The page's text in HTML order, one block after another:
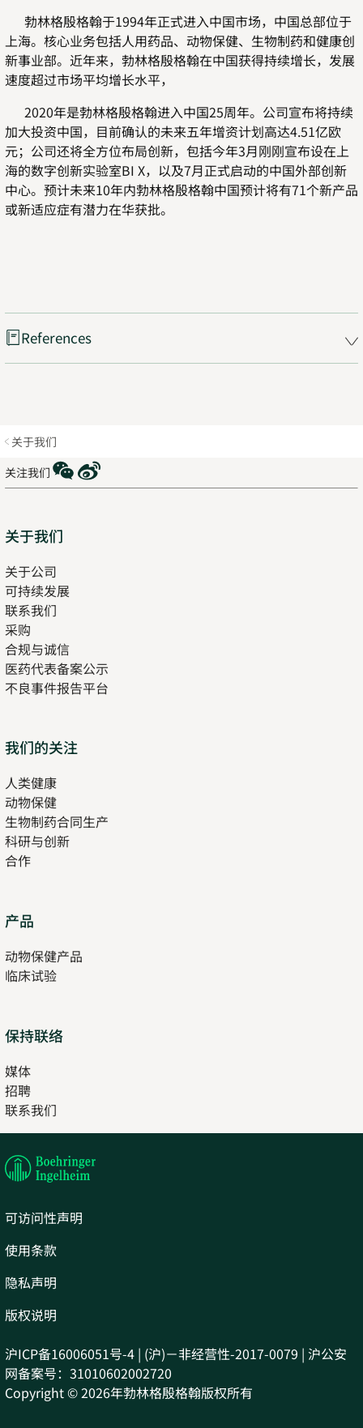
勃林格殷格翰于1994年正式进入中国市场，中国总部位于
上海。核心业务包括人用药品、动物保健、生物制药和健康创
新事业部。近年来，勃林格殷格翰在中国获得持续增长，发展
速度超过市场平均增长水平，
2020年是勃林格殷格翰进入中国25周年。公司宣布将持续
加大投资中国，目前确认的未来五年增资计划高达4.51亿欧
元；公司还将全方位布局创新，包括今年3月刚刚宣布设在上
海的数字创新实验室BI X，以及7月正式启动的中国外部创新
中心。预计未来10年内勃林格殷格翰中国预计将有71个新产品
或新适应症有潜力在华获批。
References
关于我们
关注我们
WeChat
Weibo
Sitemap
关于我们
关于公司
可持续发展
联系我们
采购
合规与诚信
医药代表备案公示
不良事件报告平台
我们的关注
人类健康
new
tab
动物保健
生物制药合同生产
科研与创新
合作
产品
new
tab
动物保健产品
临床试验
保持联络
媒体
招聘
in
new
联系我们
in
tab
可访问性声明
使用条款
隐私声明
版权说明
沪ICP备16006051号-4 | (沪)－非经营性-2017-0079 | 沪公安
网备案号：31010602002720
Copyright © 2026年勃林格殷格翰版权所有